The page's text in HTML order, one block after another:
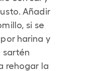
Añadir
si se
harina y
sartén
rehogar la